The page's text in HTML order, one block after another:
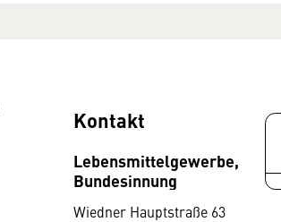
Kontakt
Lebensmittelgewerbe,
Bundesinnung
Wiedner Hauptstraße 63